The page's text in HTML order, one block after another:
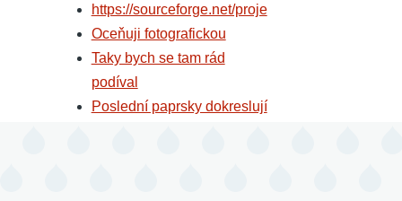
https://sourceforge.net/proje
Oceňuji fotografickou
Taky bych se tam rád
podíval
Poslední paprsky dokreslují